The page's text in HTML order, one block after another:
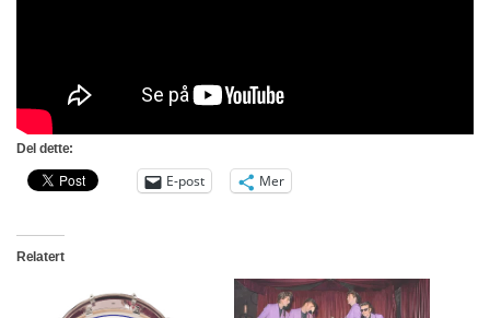
Del dette:
E-post Mer
Relatert